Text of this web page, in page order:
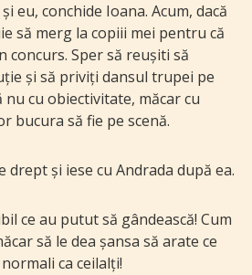
eu, conchide Ioana. Acum, dacă
să merg la copiii mei pentru că
concurs. Sper să reușiti să
și să priviți dansul trupei pe
nu cu obiectivitate, măcar cu
bucura să fie pe scenă.
drept și iese cu Andrada după ea.
ce au putut să gândească! Cum
să le dea șansa să arate ce
ca ceilalți!